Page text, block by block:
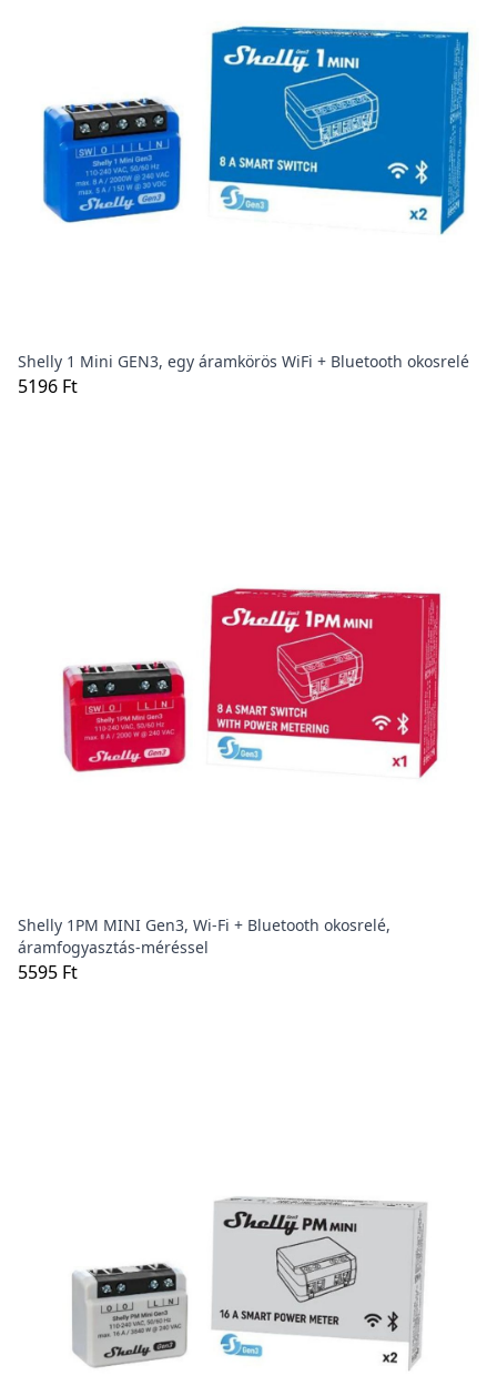
Shelly 1 Mini GEN3, egy áramkörös WiFi + Bluetooth okosrelé
5196 Ft
Shelly 1PM MINI Gen3, Wi-Fi + Bluetooth okosrelé,
áramfogyasztás-méréssel
5595 Ft